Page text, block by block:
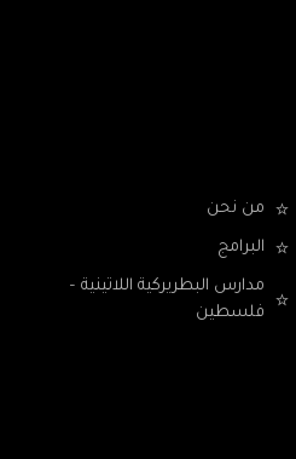
من نحن
البرامج
مدارس البطريركية اللاتينية –
فلسطين